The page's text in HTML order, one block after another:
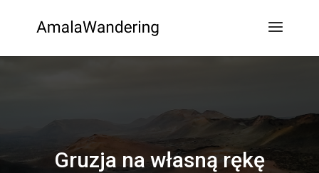
Gruzja na własną rękę